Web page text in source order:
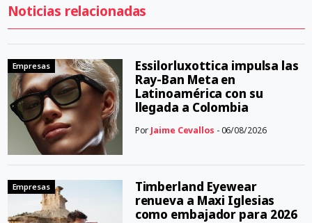
Noticias relacionadas
Empresas
Essilorluxottica impulsa las
Ray-Ban Meta en
Latinoamérica con su
llegada a Colombia
Por Jaime Cevallos - 06/08/2026
Empresas
Timberland Eyewear
renueva a Maxi Iglesias
como embajador para 2026